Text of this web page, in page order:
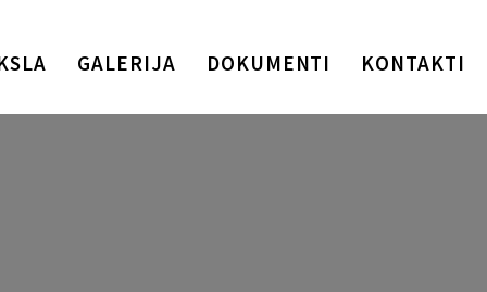
GALERIJA DOKUMENTI KONTAKTI